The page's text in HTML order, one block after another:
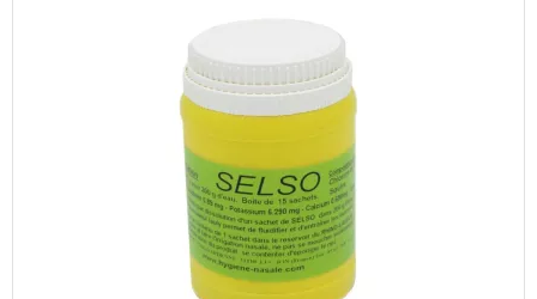
Un mode d’ emploi détaillé accompagne le Rhino Horn
Les bienfaits du lavage de nez avec le Rhino Horn Junior
En cas de rhume et nez bouché l’ eau salée détend les
muqueuses et évacue l’ encombrement. Le nez est dégagé
et on respire mieux.
Le Rhino Horn Junior est le compagnon idéal des enfants
souffrant d’ asthme ou d’ allergies respiratoires aux pollens et